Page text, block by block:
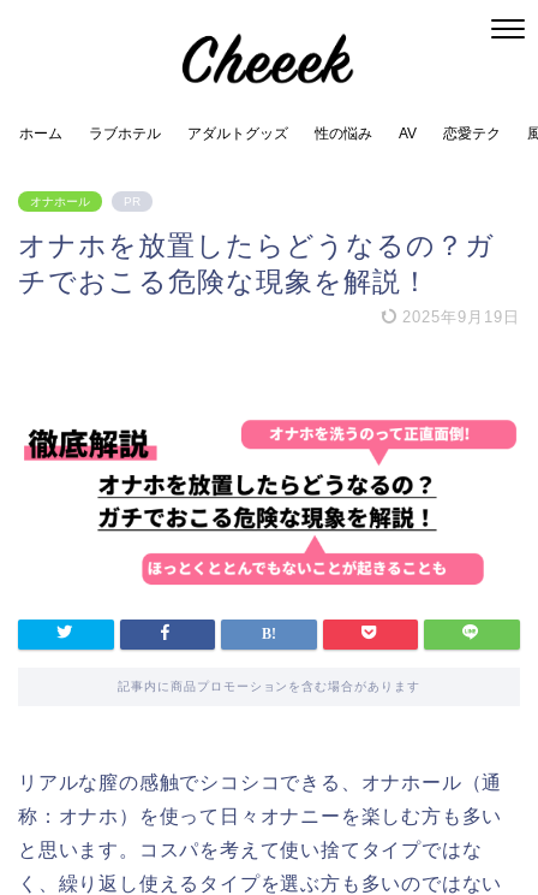
ホーム ラブホテル アダルトグッズ 性の悩み AV 恋愛テク
オナホール PR
オナホを放置したらどうなるの？ガ
チでおこる危険な現象を解説！
2025年9月19日
記事内に商品プロモーションを含む場合があります
リアルな膣の感触でシコシコできる、オナホール（通
称：オナホ）を使って日々オナニーを楽しむ方も多い
と思います。コスパを考えて使い捨てタイプではな
く、繰り返し使えるタイプを選ぶ方も多いのではない